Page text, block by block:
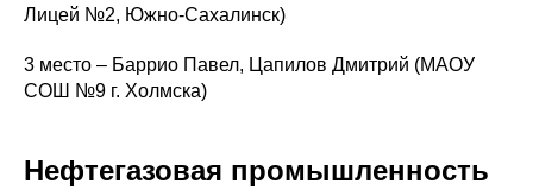
Лицей №2, Южно-Сахалинск)
3 место – Баррио Павел, Цапилов Дмитрий (МАОУ
СОШ №9 г. Холмска)
Нефтегазовая промышленность